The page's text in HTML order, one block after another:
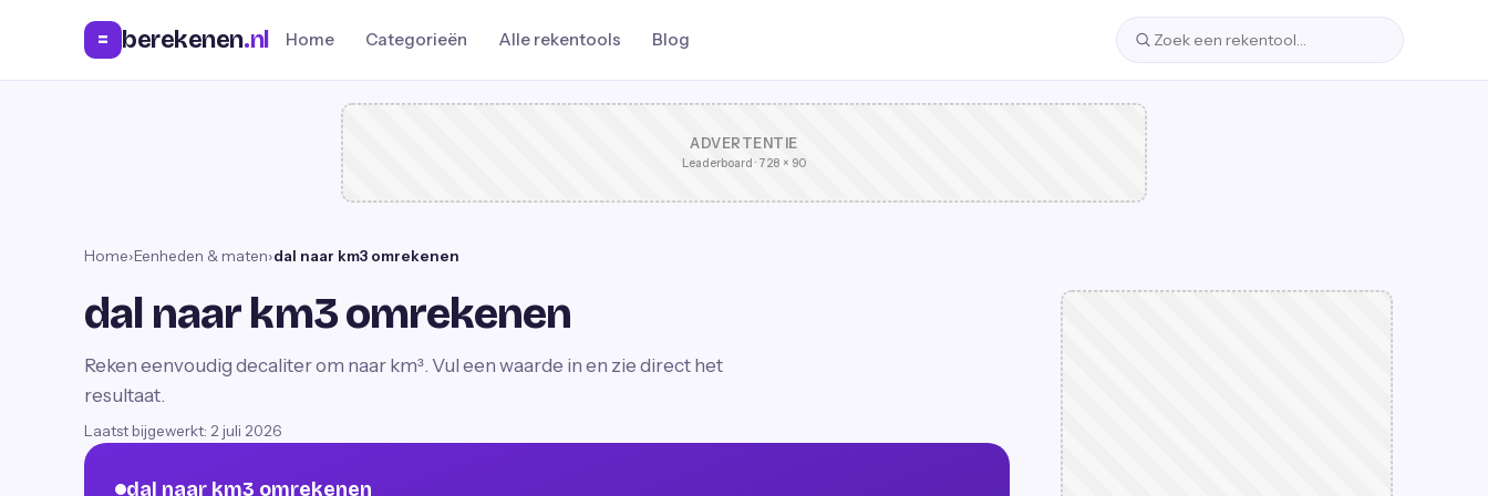
= berekenen.nl Home Categorieën Alle rekentools Blog
ADVERTENTIE
Leaderboard · 728 × 90
Home›Eenheden & maten›dal naar km3 omrekenen
dal naar km3 omrekenen
Reken eenvoudig decaliter om naar km³. Vul een waarde in en zie direct het
resultaat.
Laatst bijgewerkt: 2 juli 2026
dal naar km3 omrekenen